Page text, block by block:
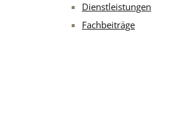
Dienstleistungen
Fachbeiträge